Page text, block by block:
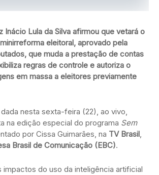
Inácio Lula da Silva afirmou que vetará o
eleitoral, aprovado pela
que muda a prestação de contas
regras de controle e autoriza o
em massa a eleitores previamente
nesta sexta-feira (22), ao vivo,
na edição especial do programa Sem
por Cissa Guimarães, na TV Brasil,
Brasil de Comunicação (EBC).
impactos do uso da inteligência artificial